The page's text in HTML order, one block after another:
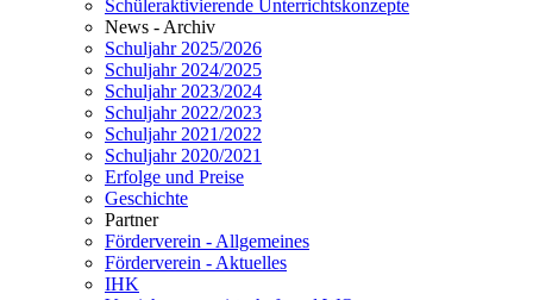
Schüleraktivierende Unterrichtskonzepte
News - Archiv
Schuljahr 2025/2026
Schuljahr 2024/2025
Schuljahr 2023/2024
Schuljahr 2022/2023
Schuljahr 2021/2022
Schuljahr 2020/2021
Erfolge und Preise
Geschichte
Partner
Förderverein - Allgemeines
Förderverein - Aktuelles
IHK